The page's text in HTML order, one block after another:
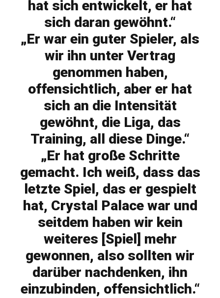
hat sich entwickelt, er hat
sich daran gewöhnt.“
„Er war ein guter Spieler, als
wir ihn unter Vertrag
genommen haben,
offensichtlich, aber er hat
sich an die Intensität
gewöhnt, die Liga, das
Training, all diese Dinge.“
„Er hat große Schritte
gemacht. Ich weiß, dass das
letzte Spiel, das er gespielt
hat, Crystal Palace war und
seitdem haben wir kein
weiteres [Spiel] mehr
gewonnen, also sollten wir
darüber nachdenken, ihn
einzubinden, offensichtlich.“